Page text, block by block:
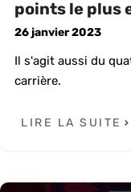
points le plus
26 janvier 2023
Il s'agit aussi du
carrière.
LIRE LA SUITE